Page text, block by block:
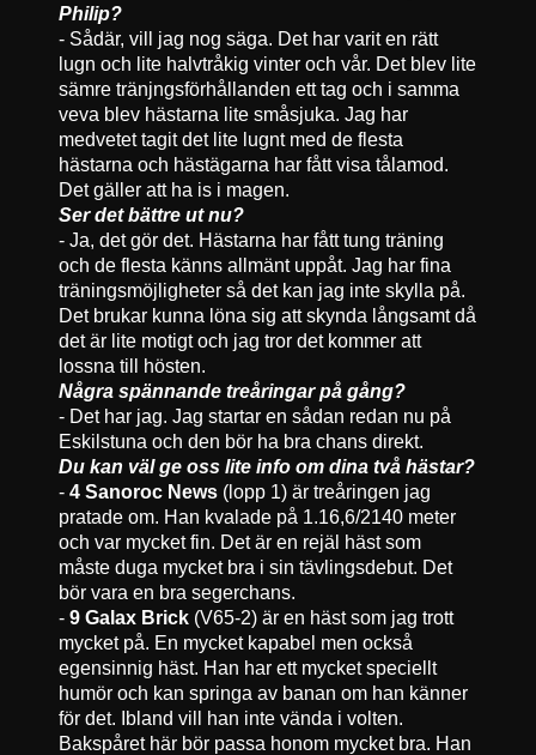
Philip?
- Sådär, vill jag nog säga. Det har varit en rätt
lugn och lite halvtråkig vinter och vår. Det blev lite
sämre tränjngsförhållanden ett tag och i samma
veva blev hästarna lite småsjuka. Jag har
medvetet tagit det lite lugnt med de flesta
hästarna och hästägarna har fått visa tålamod.
Det gäller att ha is i magen.
Ser det bättre ut nu?
- Ja, det gör det. Hästarna har fått tung träning
och de flesta känns allmänt uppåt. Jag har fina
träningsmöjligheter så det kan jag inte skylla på.
Det brukar kunna löna sig att skynda långsamt då
det är lite motigt och jag tror det kommer att
lossna till hösten.
Några spännande treåringar på gång?
- Det har jag. Jag startar en sådan redan nu på
Eskilstuna och den bör ha bra chans direkt.
Du kan väl ge oss lite info om dina två hästar?
-4 Sanoroc News (lopp 1) är treåringen jag
pratade om. Han kvalade på 1.16,6/2140 meter
och var mycket fin. Det är en rejäl häst som
måste duga mycket bra i sin tävlingsdebut. Det
bör vara en bra segerchans.
-9 Galax Brick (V65-2) är en häst som jag trott
mycket på. En mycket kapabel men också
egensinnig häst. Han har ett mycket speciellt
humör och kan springa av banan om han känner
för det. Ibland vill han inte vända i volten.
Bakspåret här bör passa honom mycket bra. Han